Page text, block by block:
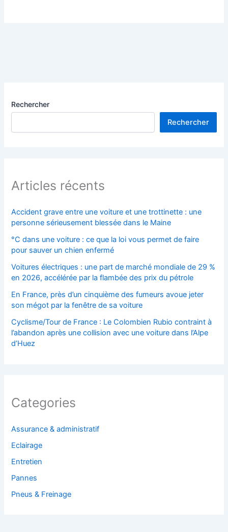
Rechercher
Rechercher
Articles récents
Accident grave entre une voiture et une trottinette : une
personne sérieusement blessée dans le Maine
°C dans une voiture : ce que la loi vous permet de faire
pour sauver un chien enfermé
Voitures électriques : une part de marché mondiale de 29 %
en 2026, accélérée par la flambée des prix du pétrole
En France, près d’un cinquième des fumeurs avoue jeter
son mégot par la fenêtre de sa voiture
Cyclisme/Tour de France : Le Colombien Rubio contraint à
l’abandon après une collision avec une voiture dans l’Alpe
d’Huez
Categories
Assurance & administratif
Eclairage
Entretien
Pannes
Pneus & Freinage